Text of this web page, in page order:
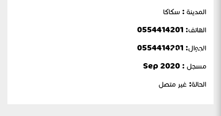
والثانوية)
المدينة : سكاكا
الهاتف: 0554414201
الجوال:
مسجل : Sep 2020
الحالة: غير متصل